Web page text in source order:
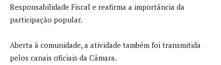
Responsabilidade Fiscal e reafirma a importância da
participação popular.
Aberta à comunidade, a atividade também foi transmitida
pelos canais oficiais da Câmara.